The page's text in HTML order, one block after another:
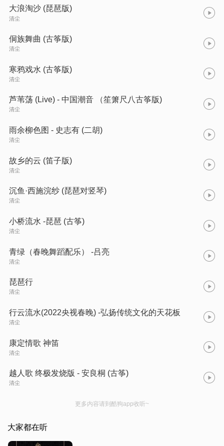
大浪淘沙 (琵琶版)
清尘
侗族舞曲 (古筝版)
清尘
寒鸦戏水 (古筝版)
清尘
芦苇荡 (Live) - 中国潮音 （笙箫尺八古筝版)
清尘
雨余柳色图 - 史志有 (二胡)
清尘
故乡的云 (笛子版)
清尘
沉鱼·西施浣纱 (琵琶对竖琴)
清尘
小桥流水 -琵琶 (古筝)
清尘
青绿（春晚舞蹈配乐） -吕亮
清尘
琵琶行
清尘
行云流水(2022央视春晚) -弘扬传统文化的天花板
清尘
康定情歌 神笛
清尘
越人歌 终极发烧版 - 安良桐 (古筝)
清尘
更多内容请到酷狗app收听~
大家都在听